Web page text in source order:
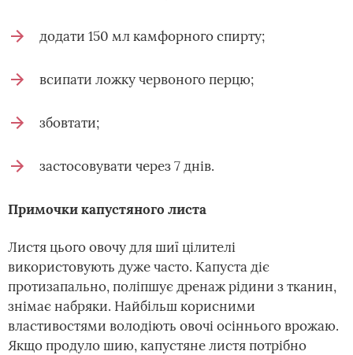
додати 150 мл камфорного спирту;
всипати ложку червоного перцю;
збовтати;
застосовувати через 7 днів.
Примочки капустяного листа
Листя цього овочу для шиї цілителі
використовують дуже часто. Капуста діє
протизапально, поліпшує дренаж рідини з тканин,
знімає набряки. Найбільш корисними
властивостями володіють овочі осіннього врожаю.
Якщо продуло шию, капустяне листя потрібно